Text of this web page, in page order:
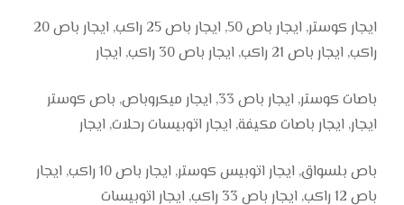
ايجار كوستر, ايجار باص 50, ايجار باص 25 راكب, ايجار باص 20
راكب, ايجار باص 21 راكب, ايجار باص 30 راكب, ايجار
باصات كوستر, ايجار باص 33, ايجار ميكروباص, باص كوستر
ايجار, ايجار باصات مكيفة, ايجار اتوبيسات رحلات, ايجار
باص بلسواق, ايجار اتوبيس كوستر, ايجار باص 10 راكب, ايجار
باص 12 راكب, ايجار باص 33 راكب, ايجار اتوبيسات